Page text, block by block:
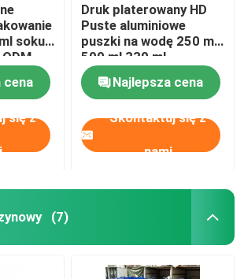
soku
cena
się z
Druk platerowany HD
Puste aluminiowe
puszki na wodę 250 ml
500 ml 330 ml
Najlepsza cena
Skontaktuj się z
nami
(7)